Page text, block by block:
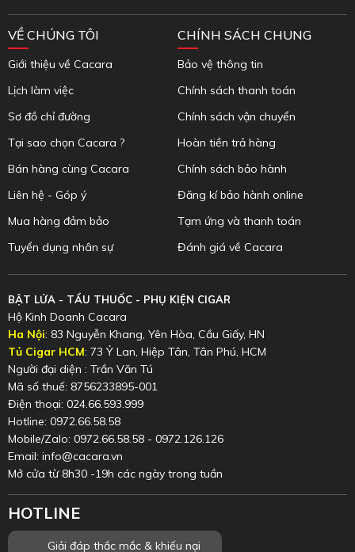
VỀ CHÚNG TÔI
Giới thiệu về Cacara
Lịch làm việc
Sơ đồ chỉ đường
Tại sao chọn Cacara ?
Bán hàng cùng Cacara
Liên hệ - Góp ý
Mua hàng đảm bảo
Tuyển dụng nhân sự
CHÍNH SÁCH CHUNG
Bảo vệ thông tin
Chính sách thanh toán
Chính sách vận chuyển
Hoàn tiền trả hàng
Chính sách bảo hành
Đăng kí bảo hành online
Tạm ứng và thanh toán
Đánh giá về Cacara
BẬT LỬA - TẨU THUỐC - PHỤ KIỆN CIGAR
Hộ Kinh Doanh Cacara
Ha Nội: 83 Nguyễn Khang, Yên Hòa, Cầu Giấy, HN
Tủ Cigar HCM: 73 Ỷ Lan, Hiệp Tân, Tân Phú, HCM
Người đại diện : Trần Văn Tú
Mã số thuế: 8756233895-001
Điện thoại: 024.66.593.999
Hotline: 0972.66.58.58
Mobile/Zalo: 0972.66.58.58 - 0972.126.126
Email: info@cacara.vn
Mở cửa từ 8h30 -19h các ngày trong tuần
HOTLINE
Giải đáp thắc mắc & khiếu nại